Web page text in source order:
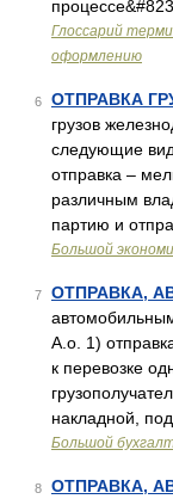
Глоссарий
оформлению
6 ОТПРАВКА
грузов
следующие
отправка –
различным
партию и
Большой
7 ОТПРАВКА,
А.о. 1)
к перевозке
накладной,
Большой
8 ОТПРАВКА,